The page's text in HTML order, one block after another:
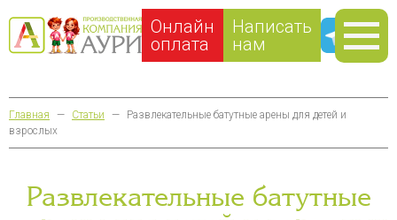
Онлайн
оплата
Написать
нам
Главная — Статьи —
Развлекательные батутные арены для детей и
взрослых
Развлекательные батутные